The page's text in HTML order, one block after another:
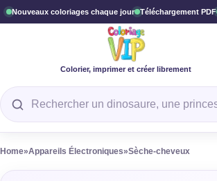
Nouveaux coloriages chaque jour Téléchargement PDF
Colorier, imprimer et créer librement
Rechercher un coloriage
Home»Appareils Électroniques»Sèche-cheveux